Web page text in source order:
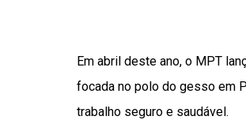
Em abril deste ano, o MPT
focada no polo do gesso em
trabalho seguro e saudável.